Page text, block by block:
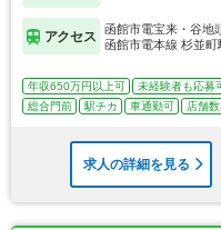
アクセス
函館市電宝来・谷地
函館市電本線 杉並町
年収650万円以上可 未経験者も応募
総合門前
駅チカ 車通勤可 店舗
求人の詳細を見る